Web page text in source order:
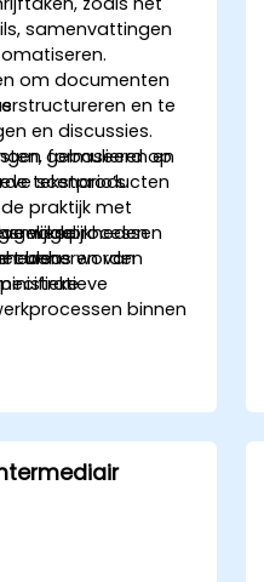
samenvattingen
om documenten
en te
formulieren en
tekstproducten
werkprocessen
beheren van
en discussies.
gebaseerd op
scenario’s.
praktijk met
cursus worden
binnen